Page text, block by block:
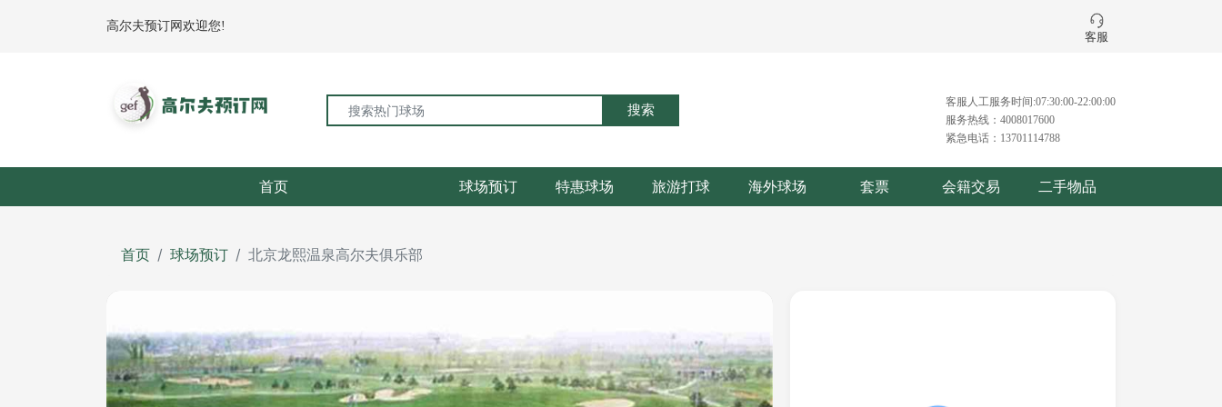
高尔夫预订网欢迎您!
客服
搜索
客服人工服务时间:07:30:00-22:00:00
服务热线：4008017600
紧急电话：13701114788
首页 球场预订 特惠球场 旅游打球 海外球场 套票 会籍交易 二手物品
首页 球场预订 北京龙熙温泉高尔夫俱乐部